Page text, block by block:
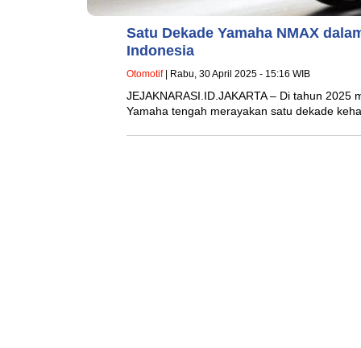
Satu Dekade Yamaha NMAX
Indonesia
Otomotif| Rabu, 30 April 2025 - 15:16 WIB
JEJAKNARASI.ID.JAKARTA – Di tahun
Yamaha tengah merayakan satu dekade